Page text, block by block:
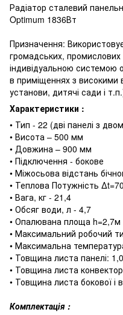
Радіатор сталевий
Optimum 1836Вт
Призначення:
громадських, промислових
індивідуальною системою
в приміщеннях з високими
установи, дитячі сади і
Характеристики :
• Тип - 22 (дві панелі з
• Висота – 500 мм
• Довжина – 900 мм
• Підключення - бокове
• Міжосьова відстань
• Теплова Потужність
• Вага, кг - 21,4
• Обсяг води, л - 4,7
• Опалювана площа h=2,7м
• Максимальний робочий
• Максимальна
• Товщина листа панелі:
• Товщина листа
• Товщина листа бокової і
Комплектація :